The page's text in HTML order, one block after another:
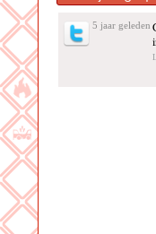
5 jaar geleden